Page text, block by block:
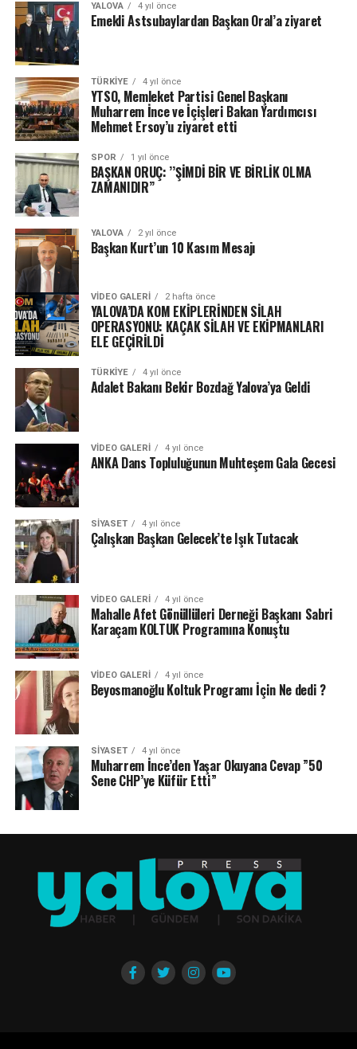
YALOVA 4 yıl önce
Emekli Astsubaylardan Başkan Oral’a ziyaret
TÜRKIYE 4 yıl önce
YTSO, Memleket Partisi Genel Başkanı
Muharrem İnce ve İçişleri Bakan Yardımcısı
Mehmet Ersoy’u ziyaret etti
SPOR 1 yıl önce
BAŞKAN ORUÇ: ’’ŞİMDİ BİR VE BİRLİK OLMA
ZAMANIDIR’’
YALOVA 2 yıl önce
Başkan Kurt’un 10 Kasım Mesajı
VIDEO GALERI 2 hafta önce
YALOVA’DA KOM EKİPLERİNDEN SİLAH
OPERASYONU: KAÇAK SİLAH VE EKİPMANLARI
ELE GEÇİRİLDİ
TÜRKIYE 4 yıl önce
Adalet Bakanı Bekir Bozdağ Yalova’ya Geldi
VIDEO GALERI 4 yıl önce
ANKA Dans Topluluğunun Muhteşem Gala Gecesi
SIYASET 4 yıl önce
Çalışkan Başkan Gelecek’te Işık Tutacak
VIDEO GALERI 4 yıl önce
Mahalle Afet Gönüllüleri Derneği Başkanı Sabri
Karaçam KOLTUK Programına Konuştu
VIDEO GALERI 4 yıl önce
Beyosmanoğlu Koltuk Programı İçin Ne dedi ?
SIYASET 4 yıl önce
Muharrem İnce’den Yaşar Okuyana Cevap ”50
Sene CHP’ye Küfür Etti”